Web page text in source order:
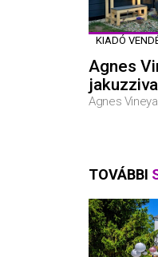
KIADÓ
Agnes
Agnes
TOVÁBBI